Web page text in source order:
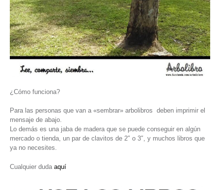
¿Cómo funciona?
Para las personas que van a «sembrar» arbolibros deben imprimir el
mensaje de abajo.
Lo demás es una jaba de madera que se puede conseguir en algún
mercado o tienda, un par de clavitos de 2″ o 3″, y muchos libros que
ya no necesites.
Cualquier duda aquí